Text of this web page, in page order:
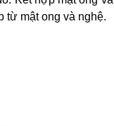
từ mật ong và nghệ.